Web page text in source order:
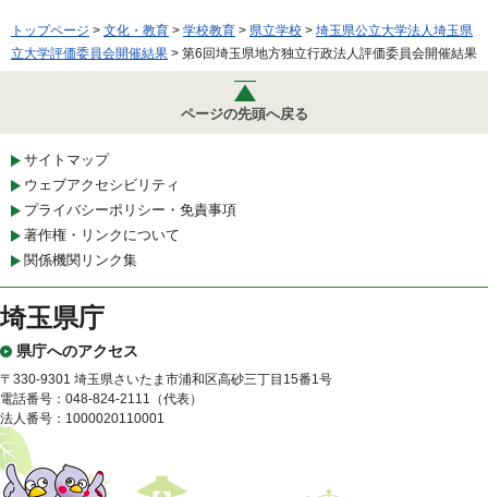
トップページ > 文化・教育 > 学校教育 > 県立学校 > 埼玉県公立大学法人埼玉県
立大学評価委員会開催結果 > 第6回埼玉県地方独立行政法人評価委員会開催結果
ページの先頭へ戻る
サイトマップ
ウェブアクセシビリティ
プライバシーポリシー・免責事項
著作権・リンクについて
関係機関リンク集
埼玉県庁
県庁へのアクセス
〒330-9301 埼玉県さいたま市浦和区高砂三丁目15番1号
電話番号：048-824-2111（代表）
法人番号：1000020110001